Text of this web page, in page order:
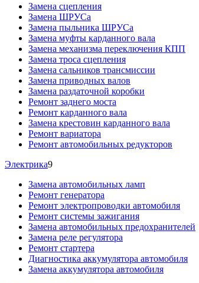
Замена сцепления
Замена ШРУСа
Замена пыльника ШРУСа
Замена муфты карданного вала
Замена механизма переключения КПП
Замена троса сцепления
Замена сальников трансмиссии
Замена приводных валов
Замена раздаточной коробки
Ремонт заднего моста
Ремонт карданного вала
Замена крестовин карданного вала
Ремонт вариатора
Ремонт автомобильных редукторов
Электрика9
Замена автомобильных ламп
Ремонт генератора
Ремонт электропроводки автомобиля
Ремонт системы зажигания
Замена автомобильных предохранителей
Замена реле регулятора
Ремонт стартера
Диагностика аккумулятора автомобиля
Замена аккумулятора автомобиля